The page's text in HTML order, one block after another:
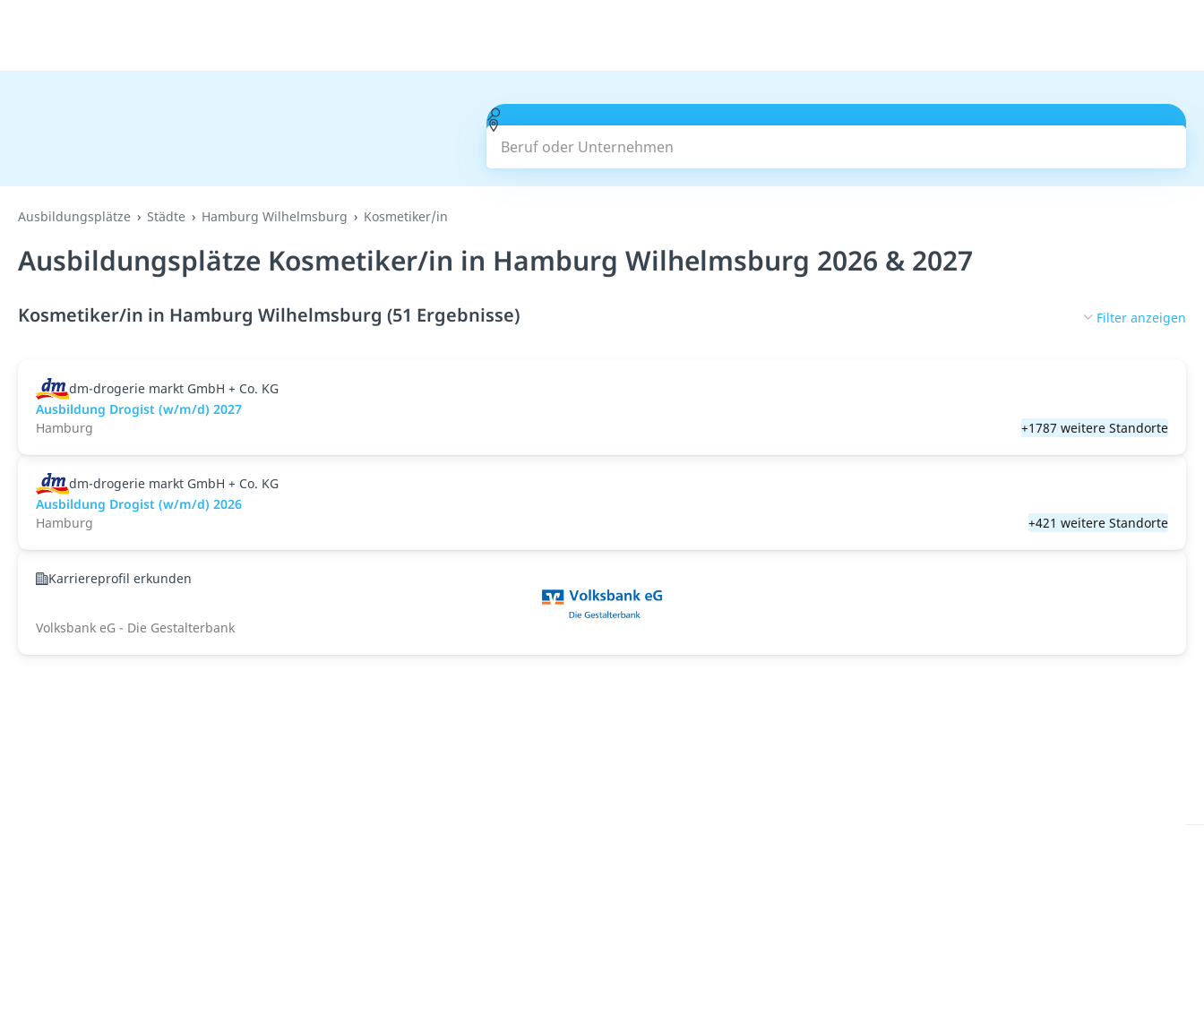
Beruf oder Unternehmen
Ausbildungsplätze Städte Hamburg Wilhelmsburg Kosmetiker/in
Ausbildungsplätze Kosmetiker/in in Hamburg Wilhelmsburg 2026 & 2027
Kosmetiker/in in Hamburg Wilhelmsburg (51 Ergebnisse) Filter anzeigen
dm-drogerie markt GmbH + Co. KG
Ausbildung Drogist (w/m/d) 2027
Hamburg
+1787 weitere Standorte
dm-drogerie markt GmbH + Co. KG
Ausbildung Drogist (w/m/d) 2026
Hamburg
+421 weitere Standorte
Karriereprofil erkunden
Volksbank eG - Die Gestalterbank